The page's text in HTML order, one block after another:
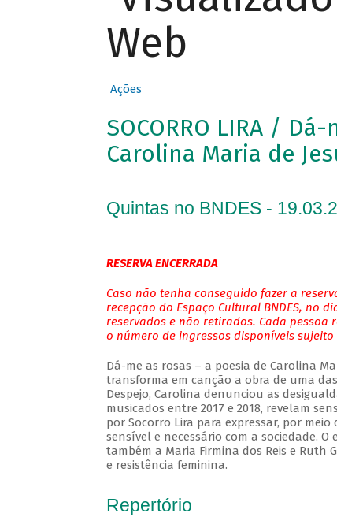
Web
Ações
SOCORRO LIRA /
Carolina Maria de
Quintas no BNDES -
RESERVA ENCERRADA
Caso não tenha conseguido fazer a
recepção do Espaço Cultural BNDES, no
reservados e não retirados. Cada
o número de ingressos disponíveis
Dá-me as rosas – a poesia de Carolina
transforma em canção a obra de uma
Despejo, Carolina denunciou as
musicados entre 2017 e 2018, revelam
por Socorro Lira para expressar, por
sensível e necessário com a sociedade.
também a Maria Firmina dos Reis e
e resistência feminina.
Repertório